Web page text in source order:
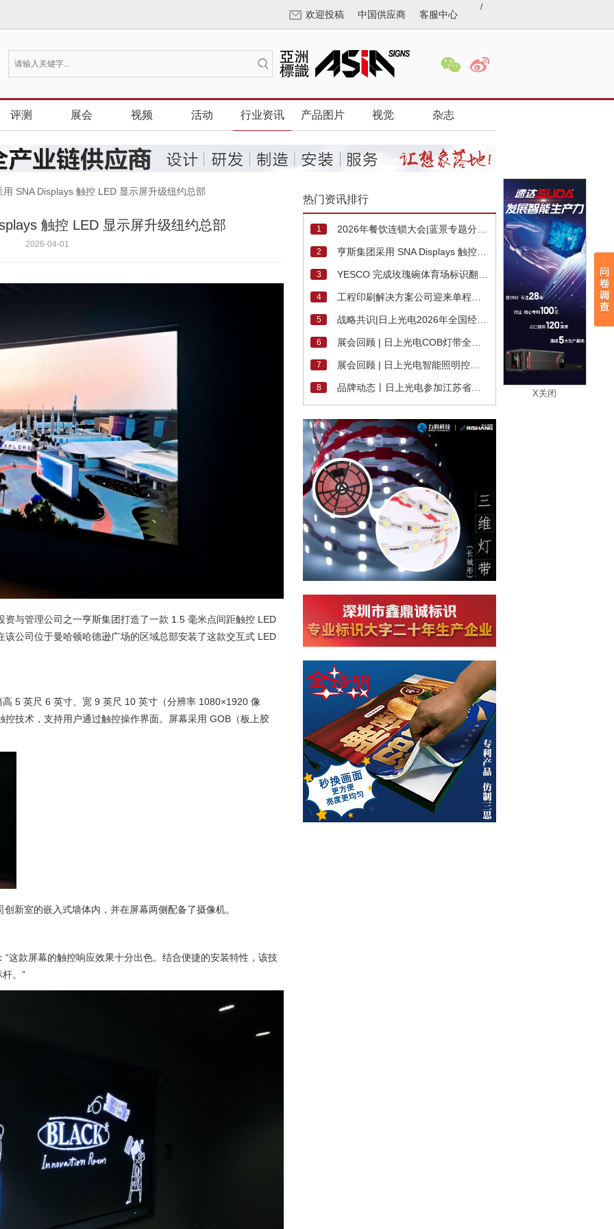
欢迎投稿 中国供应商 客服中心
/
评测 展会 视频 活动 行业资讯 产品图片 视觉 杂志
SNA Displays 触控 LED 显示屏升级纽约总部
触控 LED 显示屏升级纽约总部
2026-04-01
与管理公司之一亨斯集团打造了一款 1.5 毫米点间距触控 LED
公司位于曼哈顿哈德逊广场的区域总部安装了这款交互式 LED
5 英尺 6 英寸、宽 9 英尺 10 英寸（分辨率 1080×1920 像
技术，支持用户通过触控操作界面。屏幕采用 GOB（板上胶
新室的嵌入式墙体内，并在屏幕两侧配备了摄像机。
这款屏幕的触控响应效果十分出色。结合便捷的安装特性，该技
。”
热门资讯排行
1
2
3
4
5
6
7
8
X关闭